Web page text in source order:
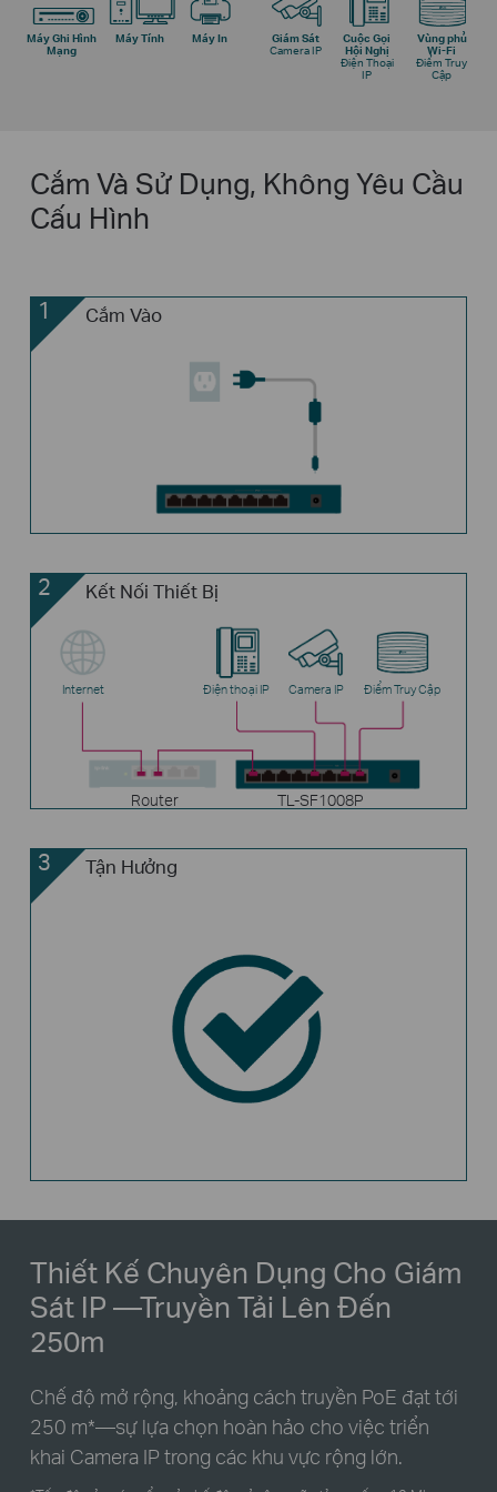
Máy Ghi Hình
Mạng
Máy Tính Máy In
Giám Sát
Camera IP
Cuộc Gọi
Hội Nghị
Điện Thoại
IP
Vùng phủ
Wi-Fi
Điểm Truy
Cập
Cắm Và Sử Dụng, Không Yêu Cầu
Cấu Hình
1 Cắm Vào
2 Kết Nối Thiết Bị
Internet Điện thoại IP Camera IP Điểm Truy Cập
Router TL-SF1008P
3 Tận Hưởng
Thiết Kế Chuyên Dụng Cho Giám
Sát IP —Truyền Tải Lên Đến
250m
Chế độ mở rộng, khoảng cách truyền PoE đạt tới
250 m*—sự lựa chọn hoàn hảo cho việc triển
khai Camera IP trong các khu vực rộng lớn.